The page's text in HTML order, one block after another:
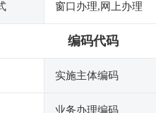
窗口办理,网上办理
编码代码
实施主体编码
业务办理编码